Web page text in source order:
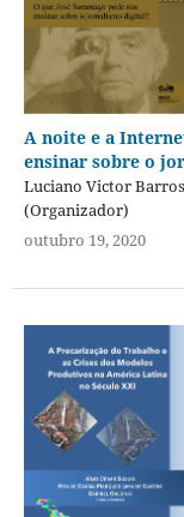
A noite e a
ensinar sobre o
Luciano Victor
(Organizador)
outubro 19, 2020